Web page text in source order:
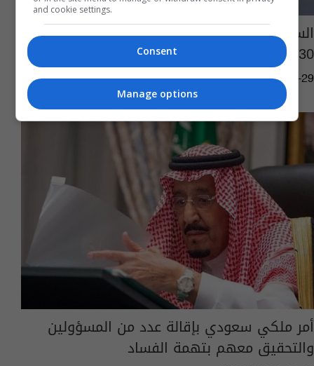
السعودية تتقدم بطلب استضافة معرض اكسبو
2030
11:54 | 2021-10-29
أمر ملكي سعودي بإقالة عدد من المسؤولين
والتحقيق معهم بتهمة الفساد
and cookie settings.
Consent
Manage options